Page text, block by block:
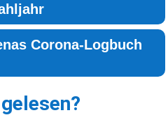
Corona-Logbuch